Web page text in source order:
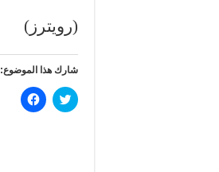
(رويترز)
شارك هذا الموضوع:
ا
ض
ا
ن